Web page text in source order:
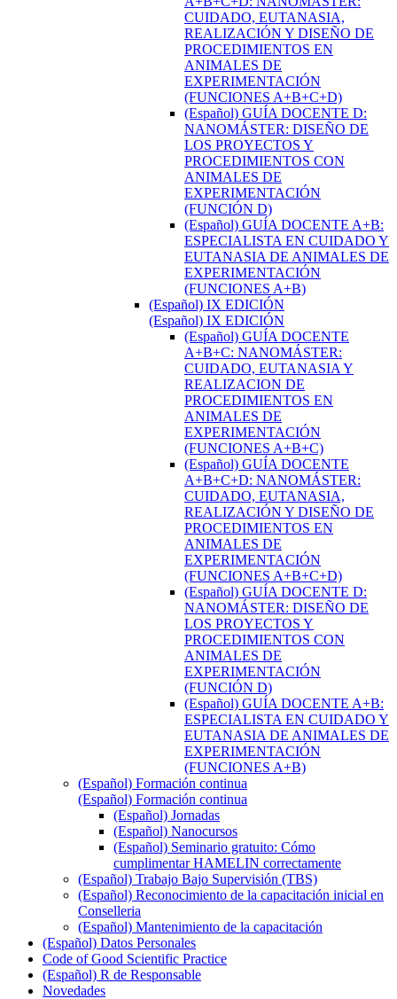
CUIDADO, EUTANASIA,
REALIZACIÓN Y DISEÑO DE
PROCEDIMIENTOS EN
ANIMALES DE
EXPERIMENTACIÓN
(FUNCIONES A+B+C+D)
(Español) GUÍA DOCENTE D:
NANOMÁSTER: DISEÑO DE
LOS PROYECTOS Y
PROCEDIMIENTOS CON
ANIMALES DE
EXPERIMENTACIÓN
(FUNCIÓN D)
(Español) GUÍA DOCENTE A+B:
ESPECIALISTA EN CUIDADO Y
EUTANASIA DE ANIMALES DE
EXPERIMENTACIÓN
(FUNCIONES A+B)
(Español) IX EDICIÓN
(Español) IX EDICIÓN
(Español) GUÍA DOCENTE
A+B+C: NANOMÁSTER:
CUIDADO, EUTANASIA Y
REALIZACION DE
PROCEDIMIENTOS EN
ANIMALES DE
EXPERIMENTACIÓN
(FUNCIONES A+B+C)
(Español) GUÍA DOCENTE
A+B+C+D: NANOMÁSTER:
CUIDADO, EUTANASIA,
REALIZACIÓN Y DISEÑO DE
PROCEDIMIENTOS EN
ANIMALES DE
EXPERIMENTACIÓN
(FUNCIONES A+B+C+D)
(Español) GUÍA DOCENTE D:
NANOMÁSTER: DISEÑO DE
LOS PROYECTOS Y
PROCEDIMIENTOS CON
ANIMALES DE
EXPERIMENTACIÓN
(FUNCIÓN D)
(Español) GUÍA DOCENTE A+B:
ESPECIALISTA EN CUIDADO Y
EUTANASIA DE ANIMALES DE
EXPERIMENTACIÓN
(FUNCIONES A+B)
(Español) Formación continua
(Español) Formación continua
(Español) Jornadas
(Español) Nanocursos
(Español) Seminario gratuito: Cómo
cumplimentar HAMELIN correctamente
(Español) Trabajo Bajo Supervisión (TBS)
(Español) Reconocimiento de la capacitación inicial en
Conselleria
(Español) Mantenimiento de la capacitación
(Español) Datos Personales
Code of Good Scientific Practice
(Español) R de Responsable
Novedades